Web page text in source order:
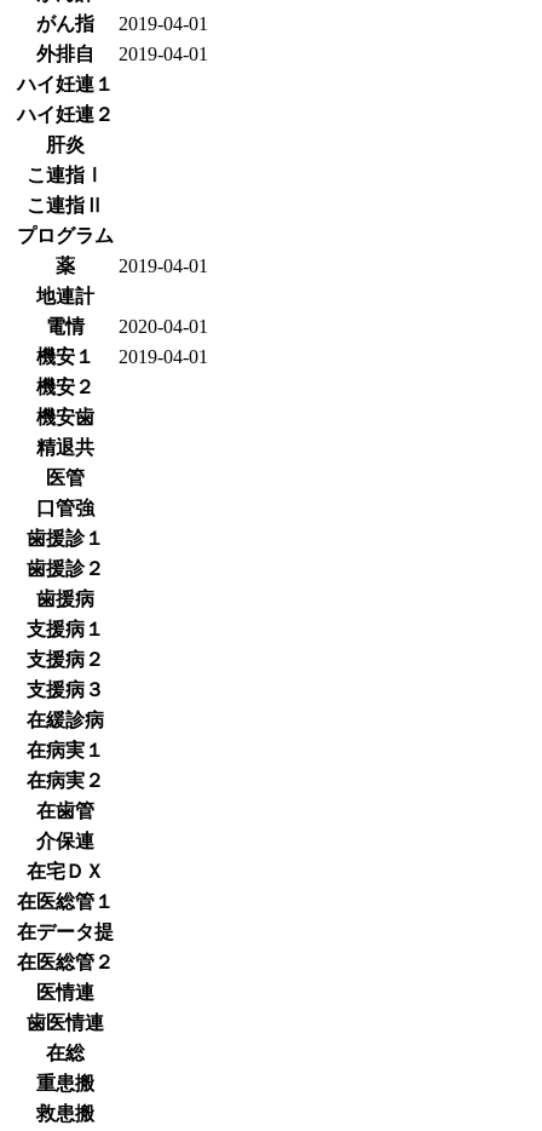
がん指
2019-04-01
外排自
2019-04-01
ハイ妊連１
ハイ妊連２
肝炎
こ連指Ⅰ
こ連指Ⅱ
プログラム
薬
2019-04-01
地連計
電情
2020-04-01
機安１
2019-04-01
機安２
機安歯
精退共
医管
口管強
歯援診１
歯援診２
歯援病
支援病１
支援病２
支援病３
在緩診病
在病実１
在病実２
在歯管
介保連
在宅ＤＸ
在医総管１
在データ提
在医総管２
医情連
歯医情連
在総
重患搬
救患搬